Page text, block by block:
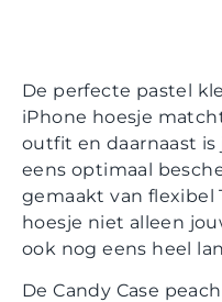
De perfecte pastel
iPhone hoesje
outfit en daarnaast
eens optimaal
gemaakt van flexibel
hoesje niet alleen
ook nog eens heel
De Candy Case